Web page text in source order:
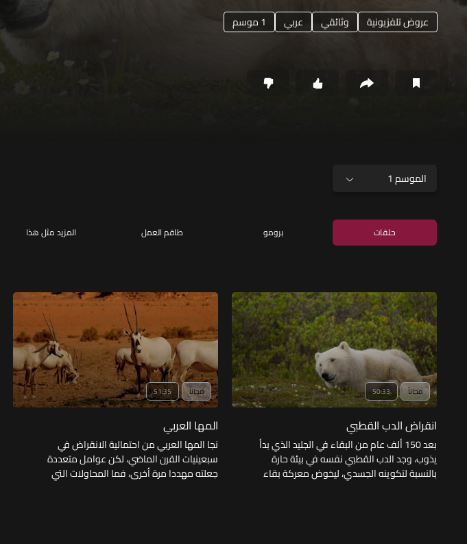
عروض تلفزيونية وثائقي عربي 1 موسم
الموسم 1
حلقات برومو طاقم العمل المزيد مثل هذا
مجاناً 50:33
انقراض الدب القطبي
بعد 150 ألف عام من البقاء في الجليد الذي بدأ
يذوب، وجد الدب القطبي نفسه في بيئة حارة
بالنسبة لتكوينه الجسدي، ليخوض معركة بقاء
مجاناً 51:35
المها العربي
نجا المها العربي من احتمالية الانقراض في
سبعينيات القرن الماضي، لكن عوامل متعددة
جعلته مهددا مرة أخرى، فما المحاولات التي